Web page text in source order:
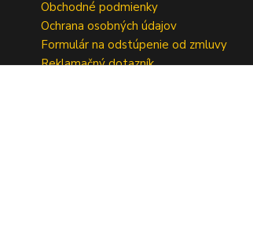
Obchodné podmienky
Ochrana osobných údajov
Formulár na odstúpenie od zmluvy
Reklamačný dotazník